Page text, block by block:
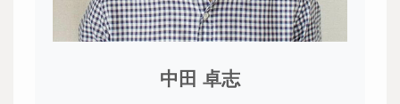
中田 卓志